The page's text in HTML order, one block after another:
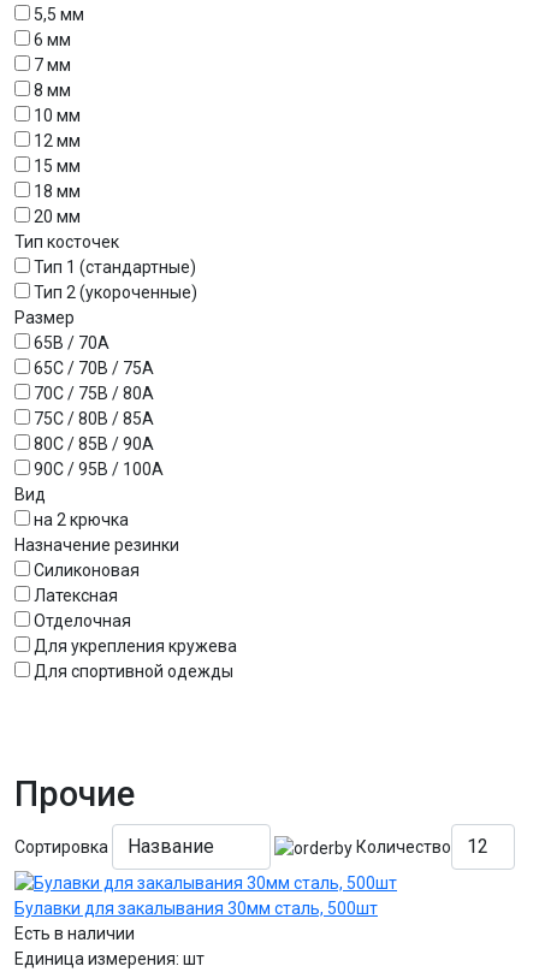
5,5 мм
6 мм
7 мм
8 мм
10 мм
12 мм
15 мм
18 мм
20 мм
Тип косточек
Тип 1 (стандартные)
Тип 2 (укороченные)
Размер
65B / 70A
65C / 70B / 75A
70С / 75B / 80A
75C / 80B / 85A
80C / 85B / 90A
90C / 95B / 100A
Вид
на 2 крючка
Назначение резинки
Силиконовая
Латексная
Отделочная
Для укрепления кружева
Для спортивной одежды
Прочие
Сортировка Количество
Булавки для закалывания 30мм сталь, 500шт
Есть в наличии
Единица измерения: шт